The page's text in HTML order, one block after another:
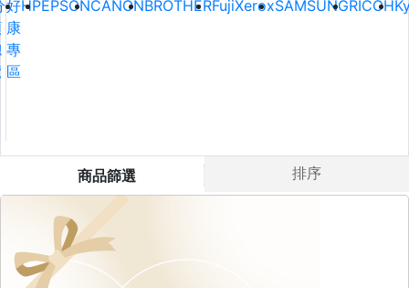
好
康
專
區
HPEPSONCANONBROTHERFujiXeroxSAMSUNGRICOH
商品篩選 排序